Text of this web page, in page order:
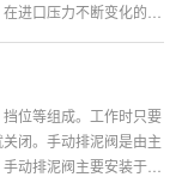
进口压力不断变化的情
位等组成。工作时只要
闭。手动排泥阀是由主
动排泥阀主要安装于水